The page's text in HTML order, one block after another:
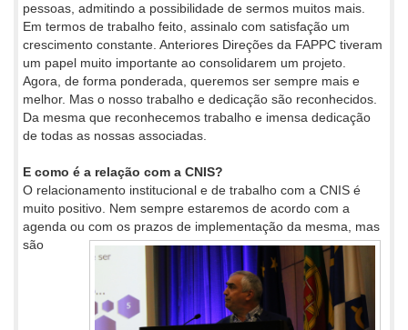
pessoas, admitindo a possibilidade de sermos muitos mais.
Em termos de trabalho feito, assinalo com satisfação um
crescimento constante. Anteriores Direções da FAPPC tiveram
um papel muito importante ao consolidarem um projeto.
Agora, de forma ponderada, queremos ser sempre mais e
melhor. Mas o nosso trabalho e dedicação são reconhecidos.
Da mesma que reconhecemos trabalho e imensa dedicação
de todas as nossas associadas.
E como é a relação com a CNIS?
O relacionamento institucional e de trabalho com a CNIS é
muito positivo. Nem sempre estaremos de acordo com a
agenda ou com os prazos de implementação da mesma, mas
são